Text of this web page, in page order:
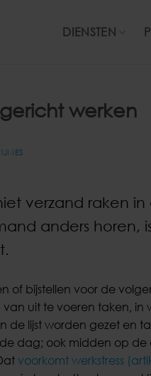
DIENSTEN
werken
verzand raken
anders horen,
of bijstellen voor de
uit te voeren taken,
de lijst worden gezet en
dag; ook midden op
voorkomt werkstress